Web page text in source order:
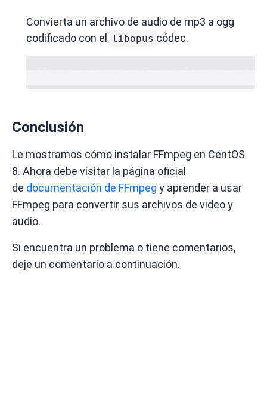
Convierta un archivo de audio de mp3 a ogg
codificado con el
libopus códec.
Conclusión
Le mostramos cómo instalar FFmpeg en CentOS
8. Ahora debe visitar la página oficial
de documentación de FFmpeg y aprender a usar
FFmpeg para convertir sus archivos de video y
audio.
Si encuentra un problema o tiene comentarios,
deje un comentario a continuación.